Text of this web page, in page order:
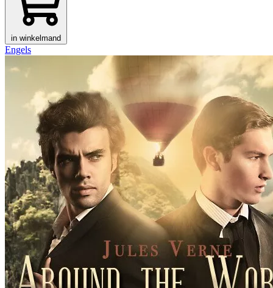
in winkelmand
Engels